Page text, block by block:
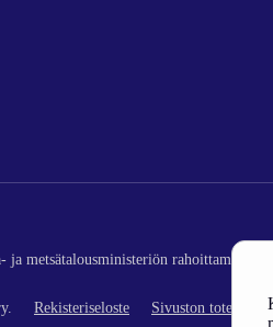
metsätalousministeriön rahoittamaa
Rekisteriseloste Sivuston toteutus